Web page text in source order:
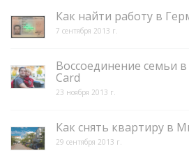
Как найти работу в
7 сентября 2013 г.
Воссоединение семьи
Card
23 ноября 2013 г.
Как снять квартиру в
29 сентября 2013 г.